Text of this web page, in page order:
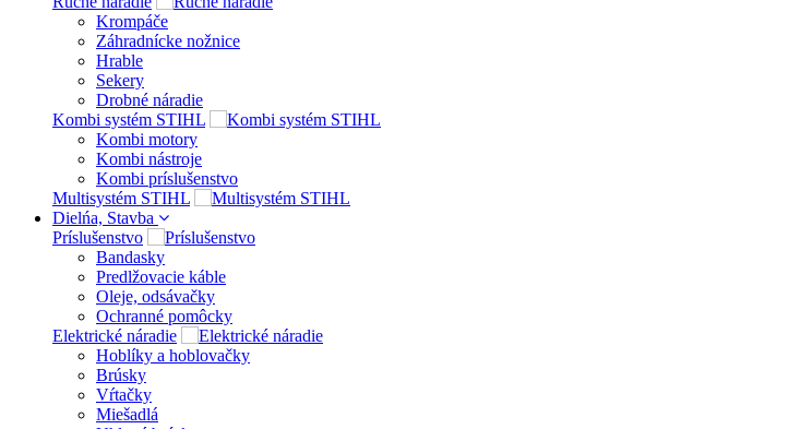
Krompáče
Záhradnícke nožnice
Hrable
Sekery
Drobné náradie
Kombi systém STIHL
Kombi motory
Kombi nástroje
Kombi príslušenstvo
Multisystém STIHL
Dielńa, Stavba
Príslušenstvo
Bandasky
Predlžovacie káble
Oleje, odsávačky
Ochranné pomôcky
Elektrické náradie
Hoblíky a hoblovačky
Brúsky
Vŕtačky
Miešadlá